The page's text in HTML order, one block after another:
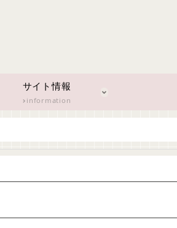
サイト情報
information